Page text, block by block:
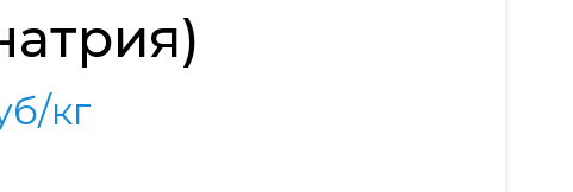
кг